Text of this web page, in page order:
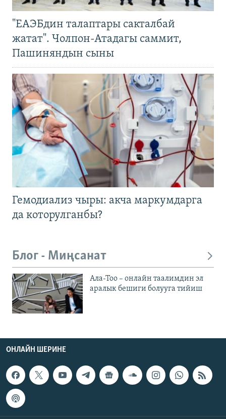
"ЕАЭБдин талаптары сакталбай
жатат". Чолпон-Атадагы саммит,
Пашиняндын сыны
Гемодиализ чыры: акча маркумдарга
да которулганбы?
Блог - Миңсанат
Ала-Тоо – онлайн таалимдин эл
аралык бешиги болууга тийиш
ОНЛАЙН ШЕРИНЕ